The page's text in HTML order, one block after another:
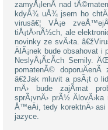
zamyÅ¡lenÃ­ nad
kdyÅ¾ uÅ¾ jsem ho
virusâ€¦ VÅ¡e
tiÅ¡tÄ›nÃ½ch, ale
novinky ze svÄ›ta.
ÄlÃ¡nek bude obsahovat
NeslyÅ¡Ã­cÃ­ch Semily.
pomatenÃ©
â€žJak mluvit a psÃ¡t o
mÄ› bude zajÃ­mat
sprÃ¡vnÄ› prÃ½
Å™eÄi, tedy korektnÄ›
jazyce.